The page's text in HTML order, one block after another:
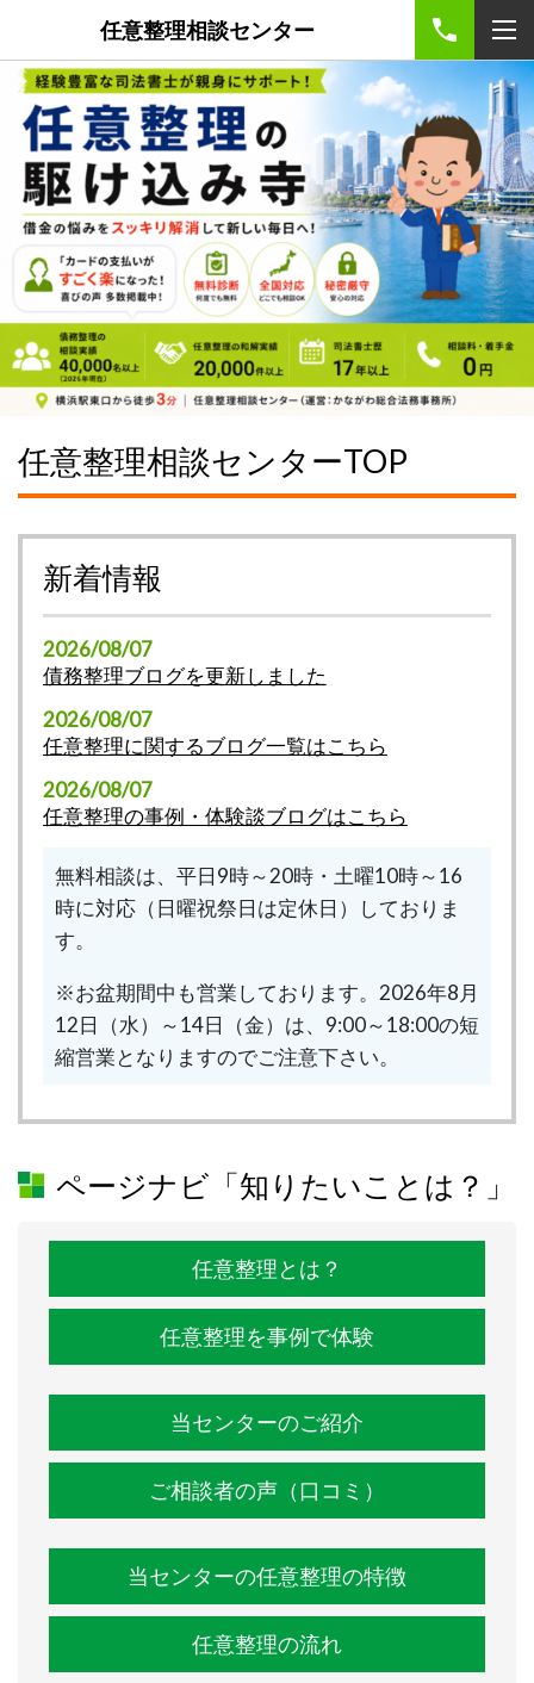
任意整理相談センター
任意整理相談センターTOP
新着情報
2026/08/07
債務整理ブログを更新しました
2026/08/07
任意整理に関するブログ一覧はこちら
2026/08/07
任意整理の事例・体験談ブログはこちら
無料相談は、平日9時～20時・土曜10時～16
時に対応（日曜祝祭日は定休日）しておりま
す。
※お盆期間中も営業しております。2026年8月
12日（水）～14日（金）は、9:00～18:00の短
縮営業となりますのでご注意下さい。
ページナビ「知りたいことは？」
任意整理とは？
任意整理を事例で体験
当センターのご紹介
ご相談者の声（口コミ）
当センターの任意整理の特徴
任意整理の流れ